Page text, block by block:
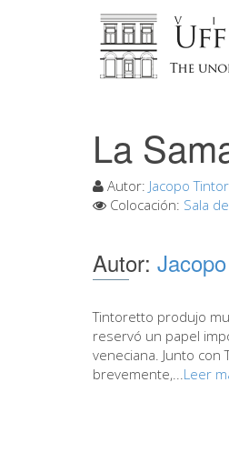
La
Autor: Jacopo
Colocación: Sala
Autor:
Tintoretto produjo
reservó un papel
veneciana. Junto
brevemente,...Leer